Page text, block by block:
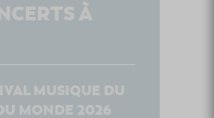
À
MUSIQUE DU
MONDE 2026